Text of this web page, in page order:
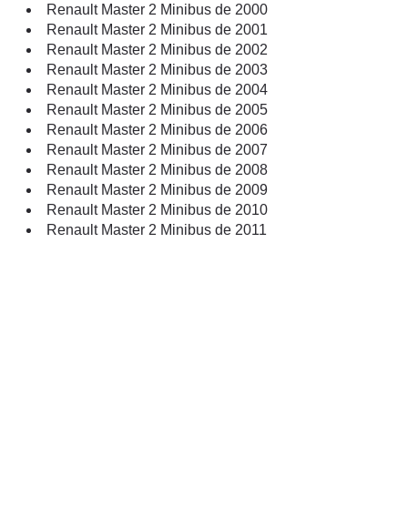
Renault Master 2 Minibus de 2000
Renault Master 2 Minibus de 2001
Renault Master 2 Minibus de 2002
Renault Master 2 Minibus de 2003
Renault Master 2 Minibus de 2004
Renault Master 2 Minibus de 2005
Renault Master 2 Minibus de 2006
Renault Master 2 Minibus de 2007
Renault Master 2 Minibus de 2008
Renault Master 2 Minibus de 2009
Renault Master 2 Minibus de 2010
Renault Master 2 Minibus de 2011